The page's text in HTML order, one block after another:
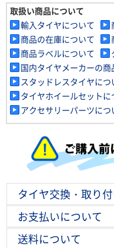
取扱い商品について
輸入タイヤについて
商品の在庫について
商品ラベルについて
国内タイヤメーカーの商
スタッドレスタイヤにつ
タイヤホイールセットに
アクセサリーパーツにつ
タイヤ交換・取り
お支払いについて
送料について